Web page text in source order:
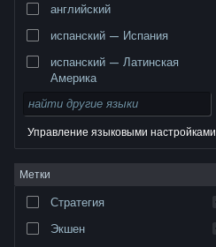
© Valve Corporation. Все права сохранены. Все
торговые марки являются собственностью
Правовая информация
Соглашение подписчика Steam
Файлы cookie
английский
испанский — Испания
испанский — Латинская
Америка
Управление языковыми настройками
Метки
Стратегия
Экшен